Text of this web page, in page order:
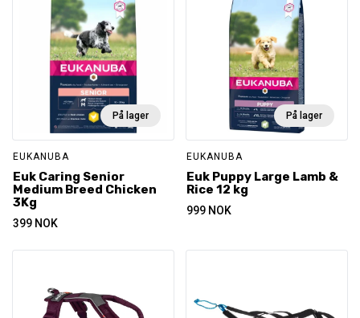
På lager
EUKANUBA
Euk Caring Senior
Medium Breed Chicken
3Kg
399 NOK
På lager
EUKANUBA
Euk Puppy Large Lamb &
Rice 12 kg
999 NOK